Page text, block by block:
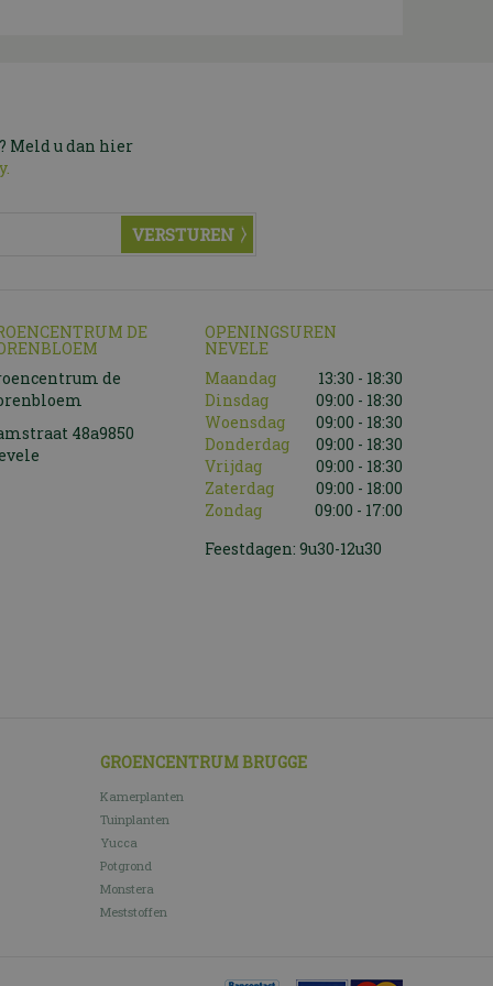
Meld u dan hier
DE
de
48a9850
OPENINGSUREN
NEVELE
Maandag
13:30 - 18:30
Dinsdag
09:00 - 18:30
Woensdag
09:00 - 18:30
Donderdag
09:00 - 18:30
Vrijdag
09:00 - 18:30
Zaterdag
09:00 - 18:00
Zondag
09:00 - 17:00
Feestdagen: 9u30-12u30
GROENCENTRUM BRUGGE
Kamerplanten
Tuinplanten
Yucca
Potgrond
Monstera
Meststoffen